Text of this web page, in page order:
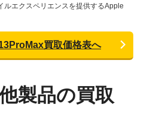
ルエクスペリエンスを提供するApple
買取価格表へ
製品の買取